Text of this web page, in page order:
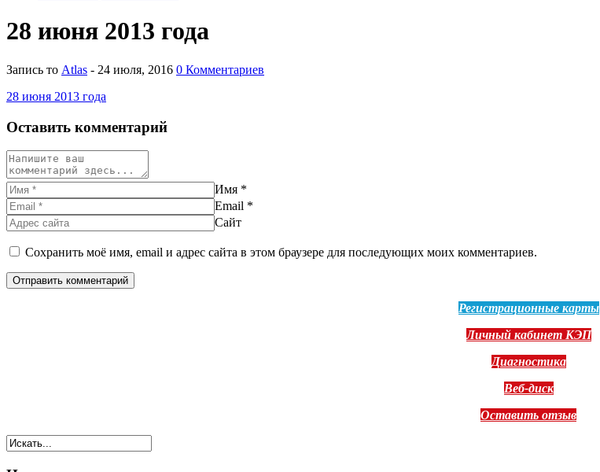
28 июня 2013 года
Запись то Atlas - 24 июля, 2016 0 Комментариев
28 июня 2013 года
Оставить комментарий
Имя *
Email *
Сайт
Сохранить моё имя, email и адрес сайта в этом браузере для последующих моих комментариев.
Регистрационные карты
Личный кабинет КЭП
Диагностика
Веб-диск
Оставить отзыв